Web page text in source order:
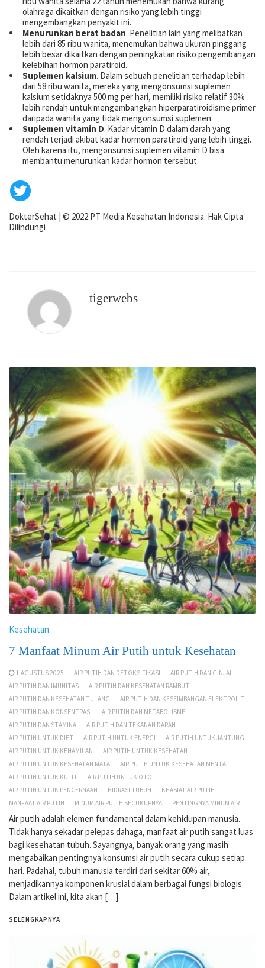
olahraga dikaitkan dengan risiko yang lebih tinggi
mengembangkan penyakit ini.
Menurunkan berat badan. Penelitian lain yang melibatkan
lebih dari 85 ribu wanita, menemukan bahwa ukuran pinggang
lebih besar dikaitkan dengan peningkatan risiko pengembangan
kelebihan hormon paratiroid.
Suplemen kalsium. Dalam sebuah penelitian terhadap lebih
dari 58 ribu wanita, mereka yang mengonsumsi suplemen
kalsium setidaknya 500 mg per hari, memiliki risiko relatif 30%
lebih rendah untuk mengembangkan hiperparatiroidisme primer
daripada wanita yang tidak mengonsumsi suplemen.
Suplemen vitamin D. Kadar vitamin D dalam darah yang
rendah terjadi akibat kadar hormon paratiroid yang lebih tinggi.
Oleh karena itu, mengonsumsi suplemen vitamin D bisa
membantu menurunkan kadar hormon tersebut.
DokterSehat © 2022 PT Media Kesehatan Indonesia. Hak Cipta
Dilindungi
tigerwebs
Kesehatan
7 Manfaat Minum Air Putih untuk Kesehatan
1 AGUSTUS 2025 AIR PUTIH DAN DETOKSIFIKASI
AIR PUTIH DAN GINJAL
AIR PUTIH DAN IMUNITAS
AIR PUTIH DAN KESEHATAN RAMBUT
AIR PUTIH DAN KESEHATAN TULANG
AIR PUTIH DAN KESEIMBANGAN ELEKTROLIT
AIR PUTIH DAN KONSENTRASI
AIR PUTIH DAN METABOLISME
AIR PUTIH DAN STAMINA
AIR PUTIH DAN TEKANAN DARAH
AIR PUTIH UNTUK DIET
AIR PUTIH UNTUK ENERGI
AIR PUTIH UNTUK JANTUNG
AIR PUTIH UNTUK KEHAMILAN
AIR PUTIH UNTUK KESEHATAN
AIR PUTIH UNTUK KESEHATAN MATA
AIR PUTIH UNTUK KESEHATAN MENTAL
AIR PUTIH UNTUK KULIT
AIR PUTIH UNTUK OTOT
AIR PUTIH UNTUK PENCERNAAN
HIDRASI TUBUH
KHASIAT AIR PUTIH
MANFAAT AIR PUTIH
MINUM AIR PUTIH SECUKUPNYA PENTINGNYA MINUM AIR
Air putih adalah elemen fundamental dalam kehidupan manusia.
Tidak hanya sekadar pelepas dahaga, manfaat air putih sangat luas
bagi kesehatan tubuh. Sayangnya, banyak orang yang masih
mengabaikan pentingnya konsumsi air putih secara cukup setiap
hari. Padahal, tubuh manusia terdiri dari sekitar 60% air,
menjadikannya komponen krusial dalam berbagai fungsi biologis.
Dalam artikel ini, kita akan […]
SELENGKAPNYA